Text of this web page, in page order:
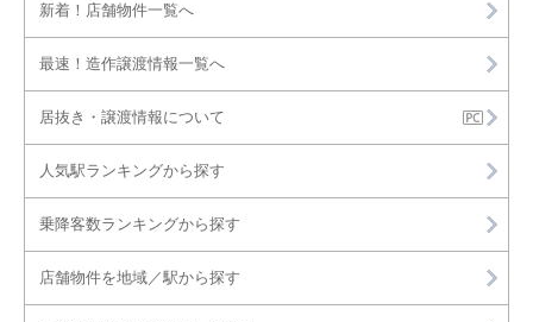
安城市
江南市
小牧市
稲沢市
東海市
大府市
新着！店舗物件一覧へ
最速！造作譲渡情報一覧へ
居抜き・譲渡情報について
人気駅ランキングから探す
乗降客数ランキングから探す
店舗物件を地域／駅から探す